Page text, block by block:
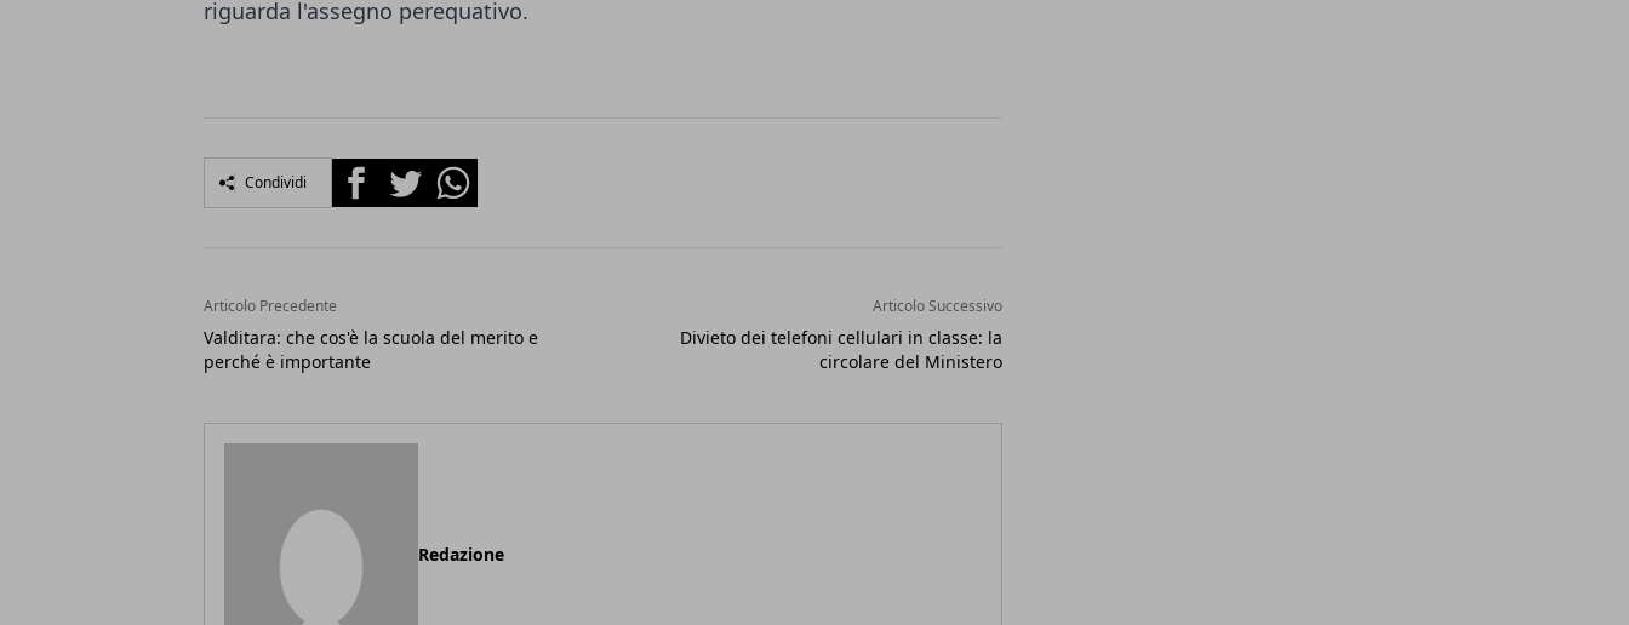
riguarda l'assegno perequativo.
Condividi FacebookTwitterWhatsapp
Articolo Precedente
Valditara: che cos'è la scuola del merito e
perché è importante
Articolo Successivo
Divieto dei telefoni cellulari in classe: la
circolare del Ministero
Redazione